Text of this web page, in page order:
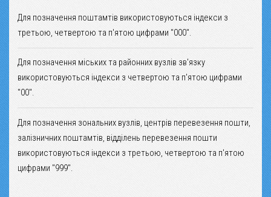
Для позначення поштамтів використовуються індекси з
третьою, четвертою та п'ятою цифрами "000".
Для позначення міських та районних вузлів зв'язку
використовуються індекси з четвертою та п'ятою цифрами
"00".
Для позначення зональних вузлів, центрів перевезення пошти,
залізничних поштамтів, відділень перевезення пошти
використовуються індекси з третьою, четвертою та п'ятою
цифрами "999".